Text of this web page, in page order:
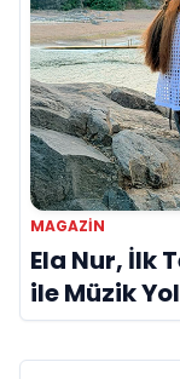
MAGAZIN
Ela Nur, İlk
ile Müzik